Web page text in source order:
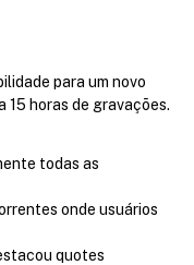
para um novo
15 horas de gravações.
todas as
onde usuários
quotes